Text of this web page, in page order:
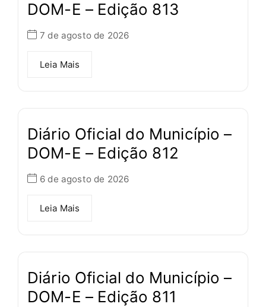
DOM-E – Edição 813
7 de agosto de 2026
Leia Mais
Diário Oficial do Município –
DOM-E – Edição 812
6 de agosto de 2026
Leia Mais
Diário Oficial do Município –
DOM-E – Edição 811